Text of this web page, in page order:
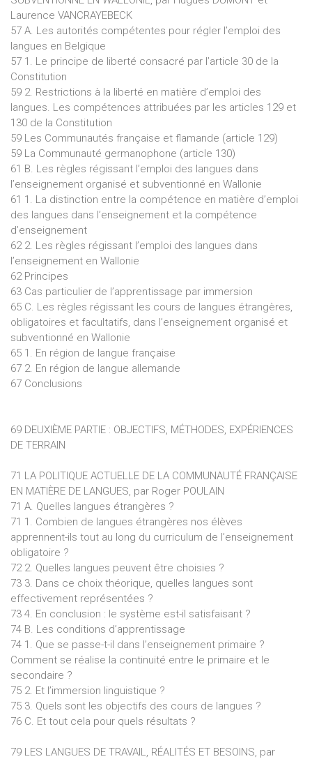
Laurence VANCRAYEBECK
57 A. Les autorités compétentes pour régler l’emploi des
langues en Belgique
57 1. Le principe de liberté consacré par l’article 30 de la
Constitution
59 2. Restrictions à la liberté en matière d’emploi des
langues. Les compétences attribuées par les articles 129 et
130 de la Constitution
59 Les Communautés française et flamande (article 129)
59 La Communauté germanophone (article 130)
61 B. Les règles régissant l’emploi des langues dans
l’enseignement organisé et subventionné en Wallonie
61 1. La distinction entre la compétence en matière d’emploi
des langues dans l’enseignement et la compétence
d’enseignement
62 2. Les règles régissant l’emploi des langues dans
l’enseignement en Wallonie
62 Principes
63 Cas particulier de l’apprentissage par immersion
65 C. Les règles régissant les cours de langues étrangères,
obligatoires et facultatifs, dans l’enseignement organisé et
subventionné en Wallonie
65 1. En région de langue française
67 2. En région de langue allemande
67 Conclusions
69 DEUXIÈME PARTIE : OBJECTIFS, MÉTHODES, EXPÉRIENCES
DE TERRAIN
71 LA POLITIQUE ACTUELLE DE LA COMMUNAUTÉ FRANÇAISE
EN MATIÈRE DE LANGUES, par Roger POULAIN
71 A. Quelles langues étrangères ?
71 1. Combien de langues étrangères nos élèves
apprennent-ils tout au long du curriculum de l’enseignement
obligatoire ?
72 2. Quelles langues peuvent être choisies ?
73 3. Dans ce choix théorique, quelles langues sont
effectivement représentées ?
73 4. En conclusion : le système est-il satisfaisant ?
74 B. Les conditions d’apprentissage
74 1. Que se passe-t-il dans l’enseignement primaire ?
Comment se réalise la continuité entre le primaire et le
secondaire ?
75 2. Et l’immersion linguistique ?
75 3. Quels sont les objectifs des cours de langues ?
76 C. Et tout cela pour quels résultats ?
79 LES LANGUES DE TRAVAIL, RÉALITÉS ET BESOINS, par